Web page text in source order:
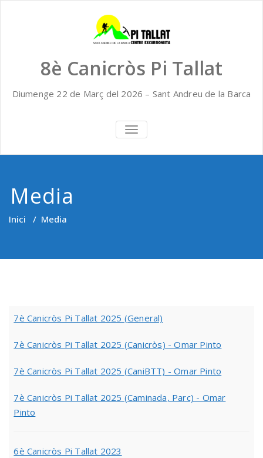
8è Canicròs Pi Tallat
Diumenge 22 de Març del 2026 – Sant Andreu de la Barca
TOGGLE
NAVIGATION
Media
Inici / Media
7è Canicròs Pi Tallat 2025 (General)
7è Canicròs Pi Tallat 2025 (Canicròs) - Omar Pinto
7è Canicròs Pi Tallat 2025 (CaniBTT) - Omar Pinto
7è Canicròs Pi Tallat 2025 (Caminada, Parc) - Omar
Pinto
6è Canicròs Pi Tallat 2023